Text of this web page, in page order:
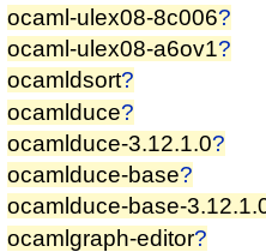
ocaml-ulex08-8c006?
ocaml-ulex08-a6ov1?
ocamldsort?
ocamlduce?
ocamlduce-3.12.1.0?
ocamlduce-base?
ocamlduce-base-
ocamlgraph-editor?